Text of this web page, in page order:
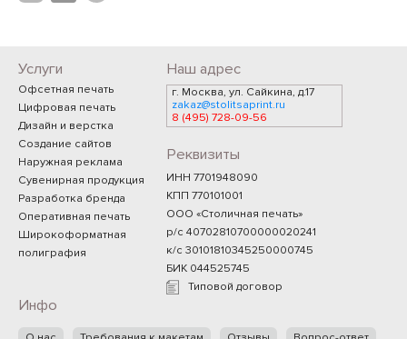
Услуги
Офсетная печать
Цифровая печать
Дизайн и верстка
Создание сайтов
Наружная реклама
Сувенирная продукция
Разработка бренда
Оперативная печать
Широкоформатная
полиграфия
Наш адрес
г. Москва, ул. Сайкина, д.17
zakaz@stolitsaprint.ru
8 (495) 728-09-56
Реквизиты
ИНН 7701948090
КПП 770101001
ООО «Столичная печать»
р/с 40702810700000020241
к/с 30101810345250000745
БИК 044525745
Типовой договор
Инфо